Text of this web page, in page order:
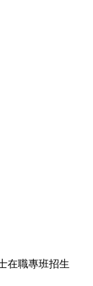
在職專班招生